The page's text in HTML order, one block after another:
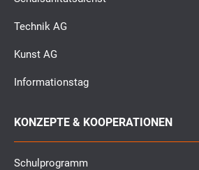
Technik AG
Kunst AG
Informationstag
KONZEPTE & KOOPERATIONEN
Schulprogramm